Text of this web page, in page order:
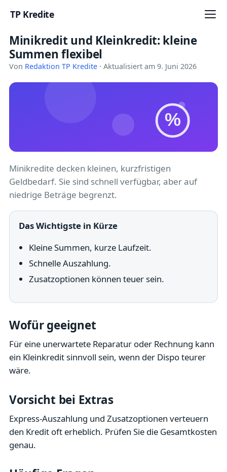
TP Kredite
Startseite
Kredite
Ratgeber
Versicherung
Baufinanzierung
Minikredit und Kleinkredit: kleine
Summen flexibel
Von Redaktion TP Kredite · Aktualisiert am 9. Juni 2026
%
Minikredite decken kleinen, kurzfristigen
Geldbedarf. Sie sind schnell verfügbar, aber auf
niedrige Beträge begrenzt.
Das Wichtigste in Kürze
Kleine Summen, kurze Laufzeit.
Schnelle Auszahlung.
Zusatzoptionen können teuer sein.
Wofür geeignet
Für eine unerwartete Reparatur oder Rechnung kann
ein Kleinkredit sinnvoll sein, wenn der Dispo teurer
wäre.
Vorsicht bei Extras
Express-Auszahlung und Zusatzoptionen verteuern
den Kredit oft erheblich. Prüfen Sie die Gesamtkosten
genau.